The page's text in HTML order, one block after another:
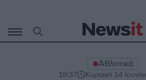
περιεχόμενο
Αθλητικά
19:37 Κυριακή 14